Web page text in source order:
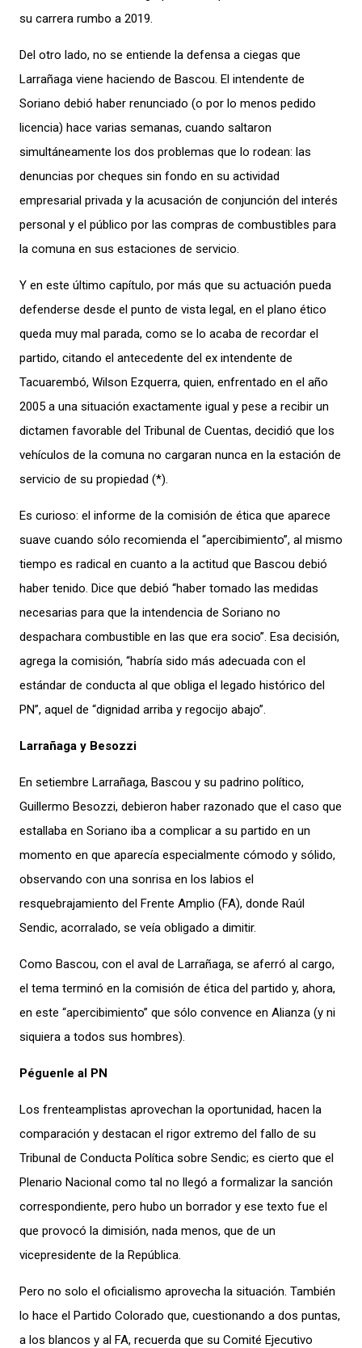
su carrera rumbo a 2019.
Del otro lado, no se entiende la defensa a ciegas que
Larrañaga viene haciendo de Bascou. El intendente de
Soriano debió haber renunciado (o por lo menos pedido
licencia) hace varias semanas, cuando saltaron
simultáneamente los dos problemas que lo rodean: las
denuncias por cheques sin fondo en su actividad
empresarial privada y la acusación de conjunción del interés
personal y el público por las compras de combustibles para
la comuna en sus estaciones de servicio.
Y en este último capítulo, por más que su actuación pueda
defenderse desde el punto de vista legal, en el plano ético
queda muy mal parada, como se lo acaba de recordar el
partido, citando el antecedente del ex intendente de
Tacuarembó, Wilson Ezquerra, quien, enfrentado en el año
2005 a una situación exactamente igual y pese a recibir un
dictamen favorable del Tribunal de Cuentas, decidió que los
vehículos de la comuna no cargaran nunca en la estación de
servicio de su propiedad (*).
Es curioso: el informe de la comisión de ética que aparece
suave cuando sólo recomienda el “apercibimiento”, al mismo
tiempo es radical en cuanto a la actitud que Bascou debió
haber tenido. Dice que debió “haber tomado las medidas
necesarias para que la intendencia de Soriano no
despachara combustible en las que era socio”. Esa decisión,
agrega la comisión, “habría sido más adecuada con el
estándar de conducta al que obliga el legado histórico del
PN”, aquel de “dignidad arriba y regocijo abajo”.
Larrañaga y Besozzi
En setiembre Larrañaga, Bascou y su padrino político,
Guillermo Besozzi, debieron haber razonado que el caso que
estallaba en Soriano iba a complicar a su partido en un
momento en que aparecía especialmente cómodo y sólido,
observando con una sonrisa en los labios el
resquebrajamiento del Frente Amplio (FA), donde Raúl
Sendic, acorralado, se veía obligado a dimitir.
Como Bascou, con el aval de Larrañaga, se aferró al cargo,
el tema terminó en la comisión de ética del partido y, ahora,
en este “apercibimiento” que sólo convence en Alianza (y ni
siquiera a todos sus hombres).
Péguenle al PN
Los frenteamplistas aprovechan la oportunidad, hacen la
comparación y destacan el rigor extremo del fallo de su
Tribunal de Conducta Política sobre Sendic; es cierto que el
Plenario Nacional como tal no llegó a formalizar la sanción
correspondiente, pero hubo un borrador y ese texto fue el
que provocó la dimisión, nada menos, que de un
vicepresidente de la República.
Pero no solo el oficialismo aprovecha la situación. También
lo hace el Partido Colorado que, cuestionando a dos puntas,
a los blancos y al FA, recuerda que su Comité Ejecutivo